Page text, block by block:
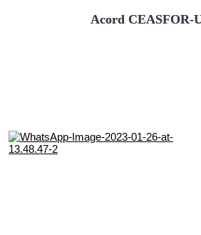
Acord CEASFOR-